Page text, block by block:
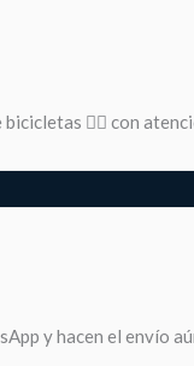
🚵‍♀️ con
y hacen el envío